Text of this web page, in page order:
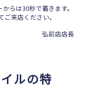
らは30秒で着きます。
来店ください。
弘前店店長
ルの特